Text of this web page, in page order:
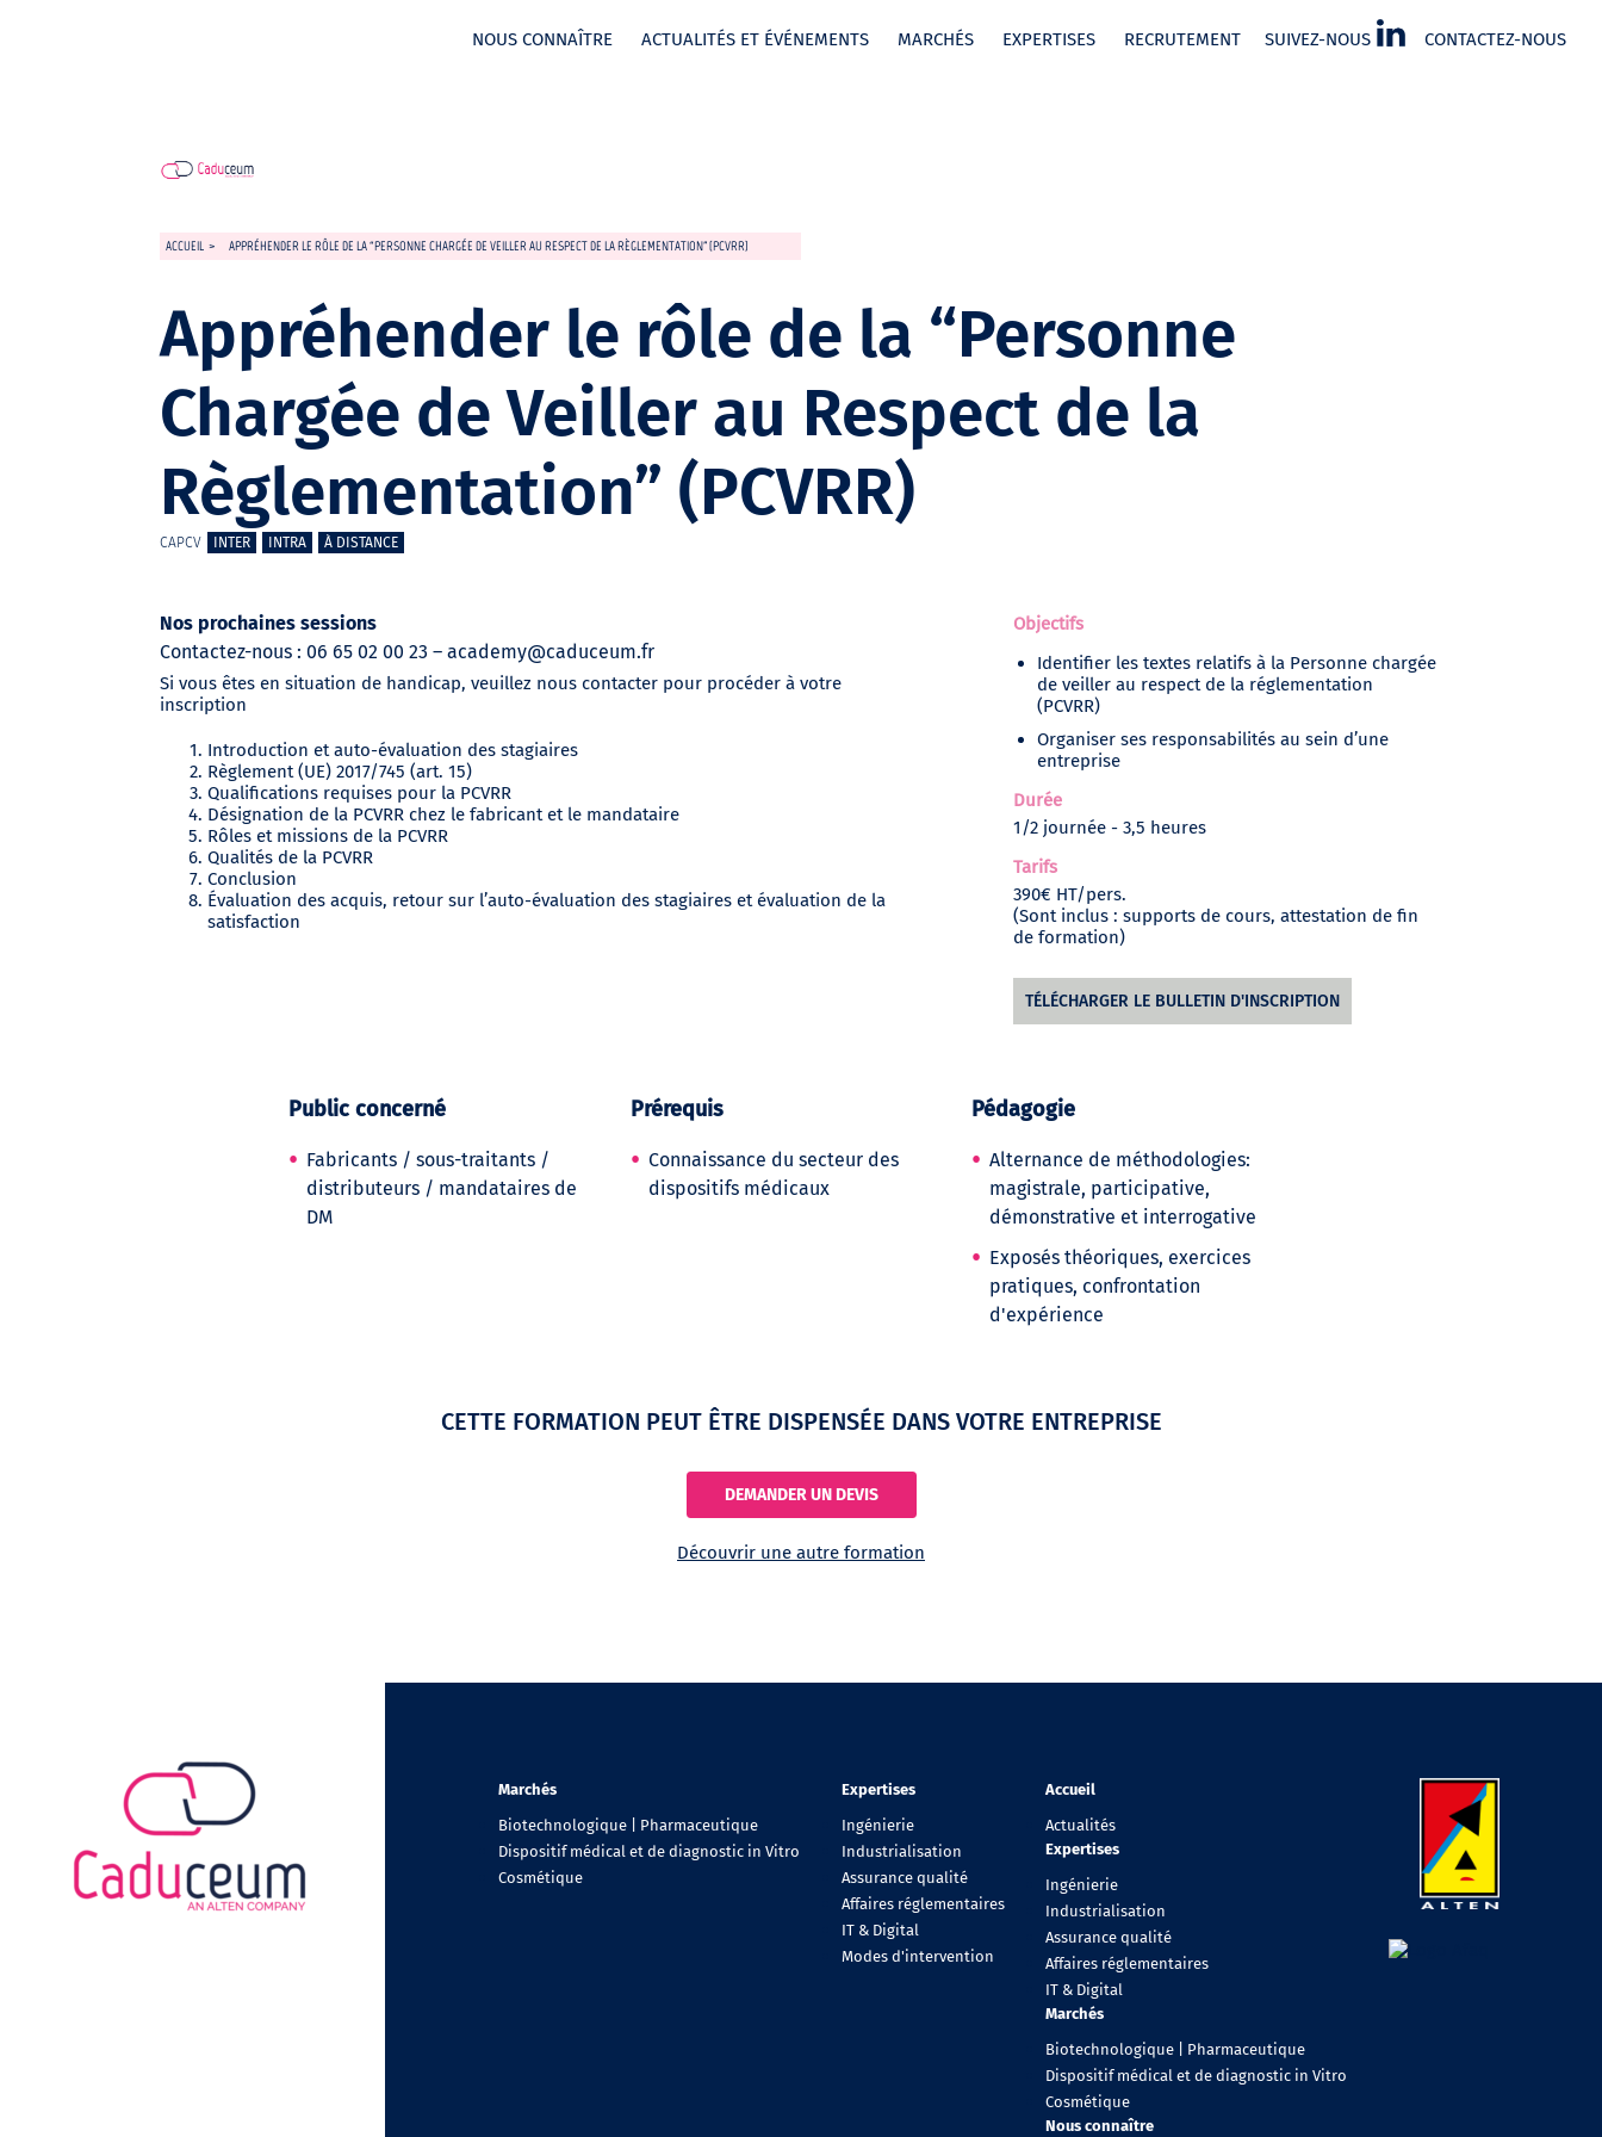
NOUS CONNAÎTRE ACTUALITÉS ET ÉVÉNEMENTS MARCHÉS EXPERTISES RECRUTEMENT SUIVEZ-NOUS CONTACTEZ-NOUS
ACCUEIL > APPRÉHENDER LE RÔLE DE LA “PERSONNE CHARGÉE DE VEILLER AU RESPECT DE LA RÈGLEMENTATION” (PCVRR)
Appréhender le rôle de la “Personne
Chargée de Veiller au Respect de la
Règlementation” (PCVRR)
CAPCV INTER INTRA À DISTANCE
Nos prochaines sessions
Contactez-nous : 06 65 02 00 23 – academy@caduceum.fr
Si vous êtes en situation de handicap, veuillez nous contacter pour procéder à votre
inscription
Introduction et auto-évaluation des stagiaires
Règlement (UE) 2017/745 (art. 15)
Qualifications requises pour la PCVRR
Désignation de la PCVRR chez le fabricant et le mandataire
Rôles et missions de la PCVRR
Qualités de la PCVRR
Conclusion
Évaluation des acquis, retour sur l’auto-évaluation des stagiaires et évaluation de la
satisfaction
Objectifs
Identifier les textes relatifs à la Personne chargée
de veiller au respect de la réglementation
(PCVRR)
Organiser ses responsabilités au sein d’une
entreprise
Durée
1/2 journée - 3,5 heures
Tarifs
390€ HT/pers.
(Sont inclus : supports de cours, attestation de fin
de formation)
TÉLÉCHARGER LE BULLETIN D'INSCRIPTION
Public concerné
Fabricants / sous-traitants /
distributeurs / mandataires de
DM
Prérequis
Connaissance du secteur des
dispositifs médicaux
Pédagogie
Alternance de méthodologies:
magistrale, participative,
démonstrative et interrogative
Exposés théoriques, exercices
pratiques, confrontation
d'expérience
CETTE FORMATION PEUT ÊTRE DISPENSÉE DANS VOTRE ENTREPRISE
DEMANDER UN DEVIS
Découvrir une autre formation
Marchés
Biotechnologique | Pharmaceutique
Dispositif médical et de diagnostic in Vitro
Cosmétique
Expertises
Ingénierie
Industrialisation
Assurance qualité
Affaires réglementaires
IT & Digital
Modes d'intervention
Accueil
Actualités
Expertises
Ingénierie
Industrialisation
Assurance qualité
Affaires réglementaires
IT & Digital
Marchés
Biotechnologique | Pharmaceutique
Dispositif médical et de diagnostic in Vitro
Cosmétique
Nous connaître